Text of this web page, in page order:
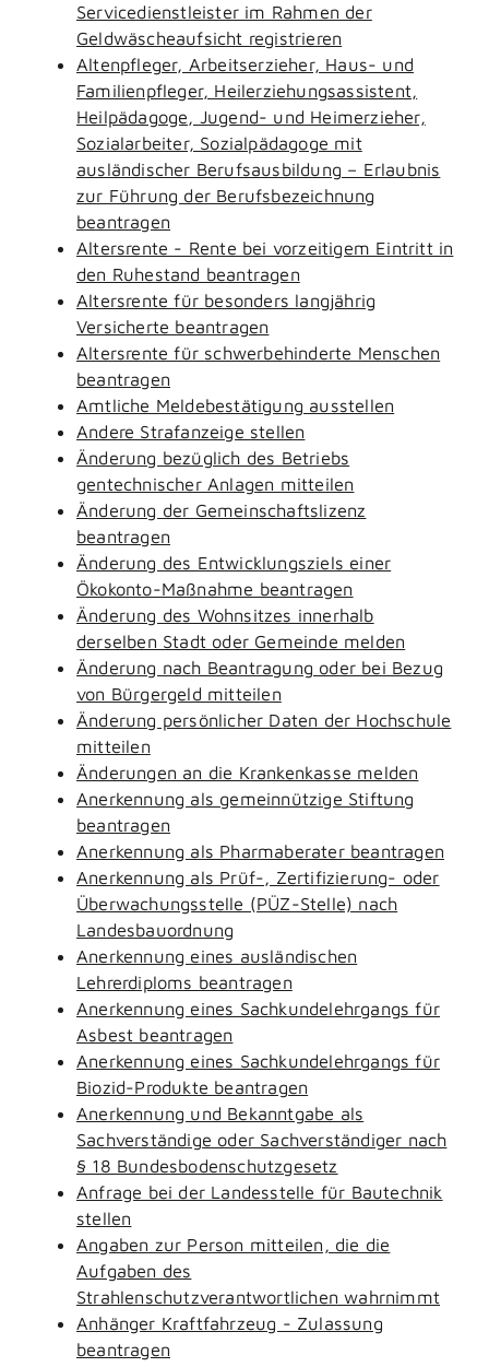
Servicedienstleister im Rahmen der
Geldwäscheaufsicht registrieren
Altenpfleger, Arbeitserzieher, Haus- und
Familienpfleger, Heilerziehungsassistent,
Heilpädagoge, Jugend- und Heimerzieher,
Sozialarbeiter, Sozialpädagoge mit
ausländischer Berufsausbildung – Erlaubnis
zur Führung der Berufsbezeichnung
beantragen
Altersrente - Rente bei vorzeitigem Eintritt in
den Ruhestand beantragen
Altersrente für besonders langjährig
Versicherte beantragen
Altersrente für schwerbehinderte Menschen
beantragen
Amtliche Meldebestätigung ausstellen
Andere Strafanzeige stellen
Änderung bezüglich des Betriebs
gentechnischer Anlagen mitteilen
Änderung der Gemeinschaftslizenz
beantragen
Änderung des Entwicklungsziels einer
Ökokonto-Maßnahme beantragen
Änderung des Wohnsitzes innerhalb
derselben Stadt oder Gemeinde melden
Änderung nach Beantragung oder bei Bezug
von Bürgergeld mitteilen
Änderung persönlicher Daten der Hochschule
mitteilen
Änderungen an die Krankenkasse melden
Anerkennung als gemeinnützige Stiftung
beantragen
Anerkennung als Pharmaberater beantragen
Anerkennung als Prüf-, Zertifizierung- oder
Überwachungsstelle (PÜZ-Stelle) nach
Landesbauordnung
Anerkennung eines ausländischen
Lehrerdiploms beantragen
Anerkennung eines Sachkundelehrgangs für
Asbest beantragen
Anerkennung eines Sachkundelehrgangs für
Biozid-Produkte beantragen
Anerkennung und Bekanntgabe als
Sachverständige oder Sachverständiger nach
§ 18 Bundesbodenschutzgesetz
Anfrage bei der Landesstelle für Bautechnik
stellen
Angaben zur Person mitteilen, die die
Aufgaben des
Strahlenschutzverantwortlichen wahrnimmt
Anhänger Kraftfahrzeug - Zulassung
beantragen